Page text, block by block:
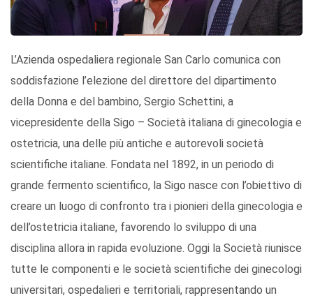
L’Azienda ospedaliera regionale San Carlo comunica con
soddisfazione l’elezione del direttore del dipartimento
della Donna e del bambino, Sergio Schettini, a
vicepresidente della Sigo – Società italiana di ginecologia e
ostetricia, una delle più antiche e autorevoli società
scientifiche italiane. Fondata nel 1892, in un periodo di
grande fermento scientifico, la Sigo nasce con l’obiettivo di
creare un luogo di confronto tra i pionieri della ginecologia e
dell’ostetricia italiane, favorendo lo sviluppo di una
disciplina allora in rapida evoluzione. Oggi la Società riunisce
tutte le componenti e le società scientifiche dei ginecologi
universitari, ospedalieri e territoriali, rappresentando un